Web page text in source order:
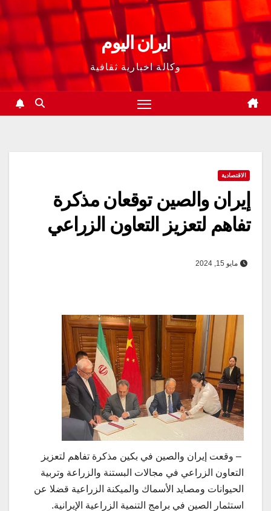
ايران اليوم
وكالة اخبارية ثقافية
الاقتصادية
إيران والصين توقعان مذكرة
تفاهم لتعزيز التعاون الزراعي
مايو 15, 2024
– وقعت إيران والصين في بكين مذكرة تفاهم لتعزيز
التعاون الزراعي في مجالات البستنة والزراعة وتربية
الحيوانات ومصايد الأسماك والميكنة الزراعية قضلا عن
استثمار الصين في برامج التنمية الزراعية الإيرانية.